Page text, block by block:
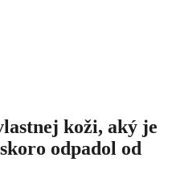
koži, aký je
odpadol od